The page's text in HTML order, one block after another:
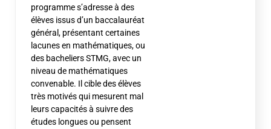
programme s’adresse à des
élèves issus d’un baccalauréat
général, présentant certaines
lacunes en mathématiques, ou
des bacheliers STMG, avec un
niveau de mathématiques
convenable. Il cible des élèves
très motivés qui mesurent mal
leurs capacités à suivre des
études longues ou pensent